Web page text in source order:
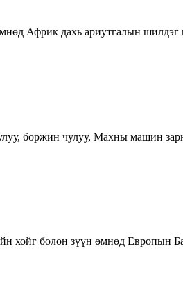
Африк дахь ариутгалын
боржин чулуу, Махны машин
болон зүүн өмнөд Европын